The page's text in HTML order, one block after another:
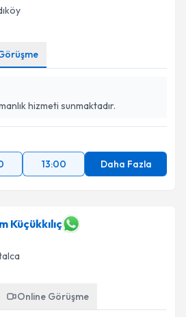
hizmeti sunmaktadır.
13:00 Daha Fazla
Küçükkılıç
Online Görüşme